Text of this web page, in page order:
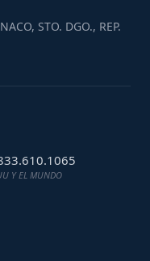
STO. DGO., REP.
Y EL MUNDO